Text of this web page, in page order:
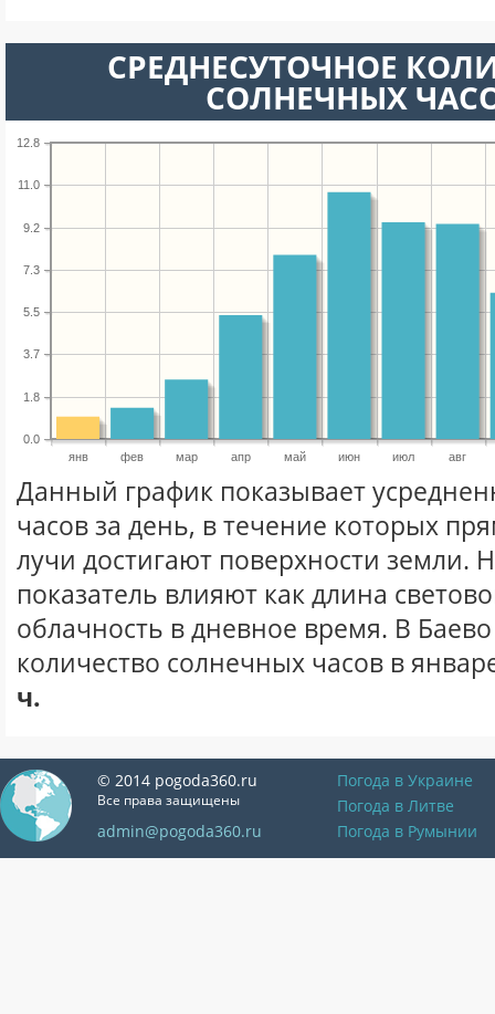
СРЕДНЕСУТОЧНОЕ
СОЛНЕЧНЫХ
янв фев мар апр май июн июл авг
0.0
1.8
3.7
5.5
7.3
9.2
11.0
12.8
Данный график показывает
часов за день, в течение которых
лучи достигают поверхности земли.
показатель влияют как длина
облачность в дневное время. В
количество солнечных часов в
ч.
© 2014 pogoda360.ru
Все права защищены
admin@pogoda360.ru
Погода в Украине
Погода в Литве
Погода в Румынии